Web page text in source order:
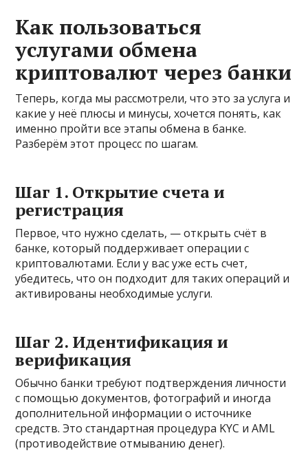
Как пользоваться
услугами обмена
криптовалют через банки
Теперь, когда мы рассмотрели, что это за услуга и
какие у неё плюсы и минусы, хочется понять, как
именно пройти все этапы обмена в банке.
Разберём этот процесс по шагам.
Шаг 1. Открытие счета и
регистрация
Первое, что нужно сделать, — открыть счёт в
банке, который поддерживает операции с
криптовалютами. Если у вас уже есть счет,
убедитесь, что он подходит для таких операций и
активированы необходимые услуги.
Шаг 2. Идентификация и
верификация
Обычно банки требуют подтверждения личности
с помощью документов, фотографий и иногда
дополнительной информации о источнике
средств. Это стандартная процедура KYC и AML
(противодействие отмыванию денег).